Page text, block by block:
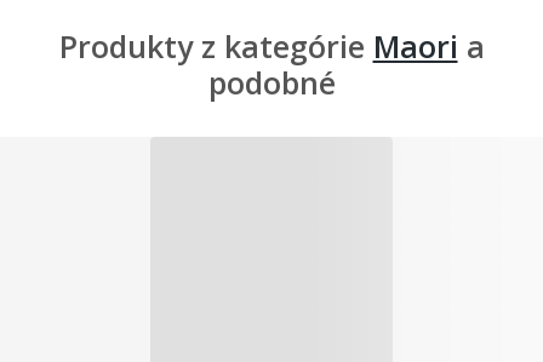
Produkty z kategórie Maori a
podobné